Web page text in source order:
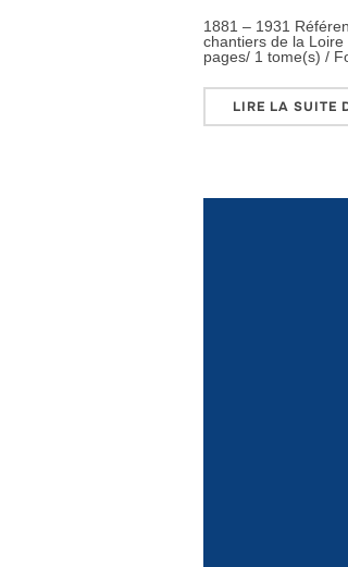
1881 – 1931
chantiers de la Loire
pages/ 1 tome(s) /
LIRE LA SUITE